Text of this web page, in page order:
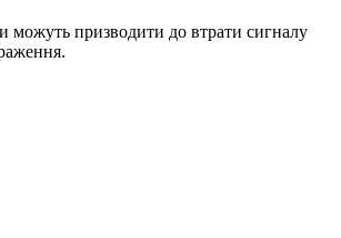
можуть призводити до втрати сигналу